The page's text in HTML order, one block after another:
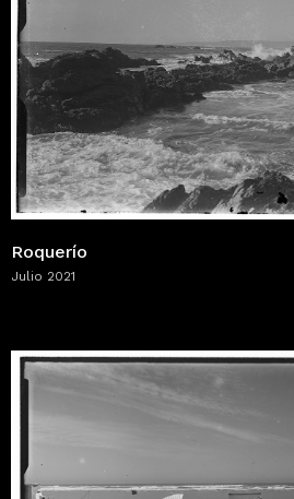
Roquerío
Julio 2021